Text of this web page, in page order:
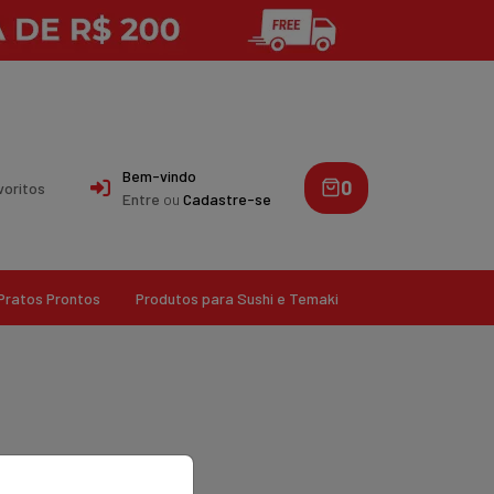
Bem-vindo
Entre ou Cadastre-se 0
Prontos Produtos para Sushi e Temaki